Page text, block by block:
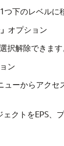
下のレベルに
オプション
択解除できます
ン
ューからアクセ
ェクトをEPS、